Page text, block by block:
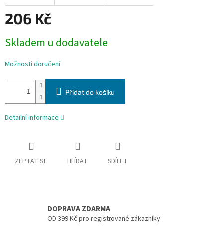
206 Kč
cena:
Skladem u dodavatele
Možnosti doručení
Přidat do košíku
Detailní informace
ZEPTAT SE HLÍDAT SDÍLET
DOPRAVA ZDARMA
OD 399 Kč pro registrované zákazníky